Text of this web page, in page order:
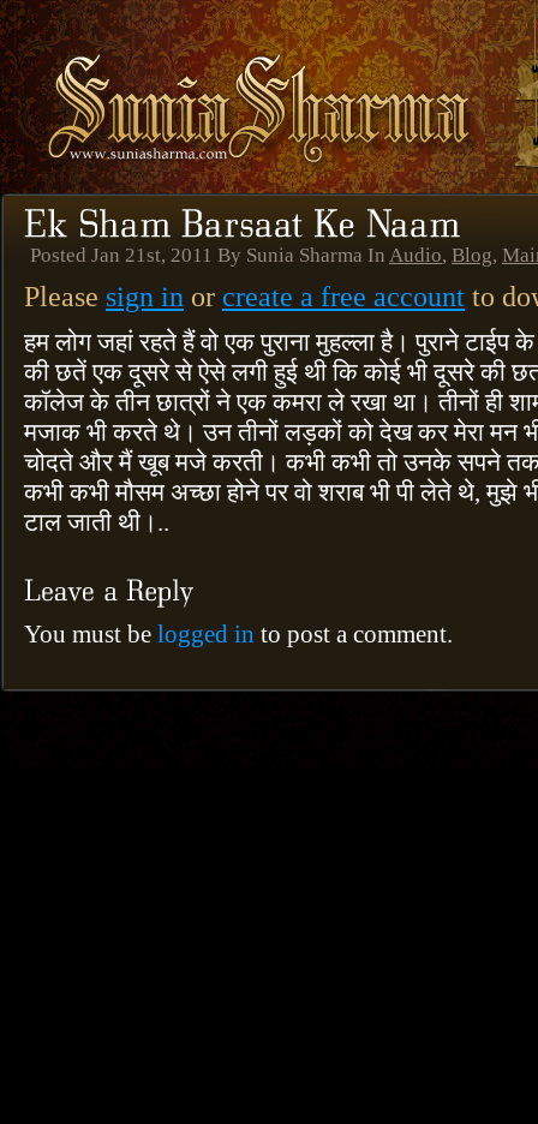
Posted Jan 21st, 2011 By Sunia Sharma In Audio, Blog,
Please sign in or create a free account to
हम लोग जहां रहते हैं वो एक पुराना मुहल्ला है। पुराने
की छतें एक दूसरे से ऐसे लगी हुई थी कि कोई भी दूसरे की
कॉलेज के तीन छात्रों ने एक कमरा ले रखा था। तीनों ही
मजाक भी करते थे। उन तीनों लड़कों को देख कर मेरा मन
चोदते और मैं खूब मजे करती। कभी कभी तो उनके सपने
कभी कभी मौसम अच्छा होने पर वो शराब भी पी लेते थे,
टाल जाती थी।..
You must be logged in to post a comment.